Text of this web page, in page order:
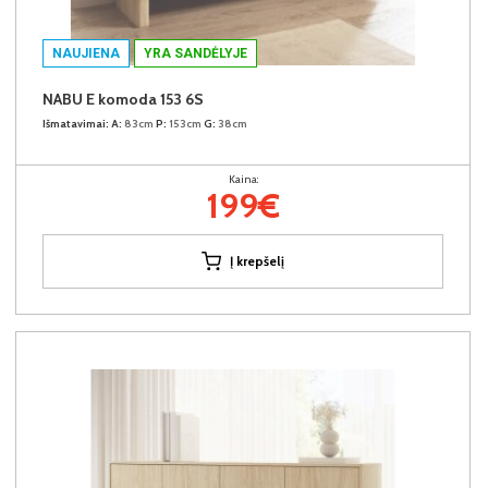
NAUJIENA YRA SANDĖLYJE
NABU E komoda 153 6S
Išmatavimai: A: 83cm P: 153cm G: 38cm
Kaina:
199€
Į krepšelį